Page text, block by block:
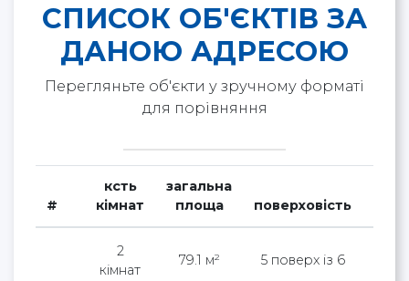
СПИСОК ОБ'ЄКТІВ ЗА
ДАНОЮ АДРЕСОЮ
Перегляньте об'єкти у зручному форматі
для порівняння
#
ксть
кімнат
загальна
площа
поверховість
2
кімнат
79.1 м² 5 поверх із 6